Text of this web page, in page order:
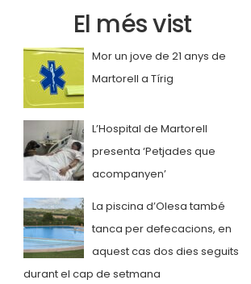
El més vist
Mor un jove de 21 anys de
Martorell a Tírig
L’Hospital de Martorell
presenta ‘Petjades que
acompanyen’
La piscina d’Olesa també
tanca per defecacions, en
aquest cas dos dies seguits
durant el cap de setmana